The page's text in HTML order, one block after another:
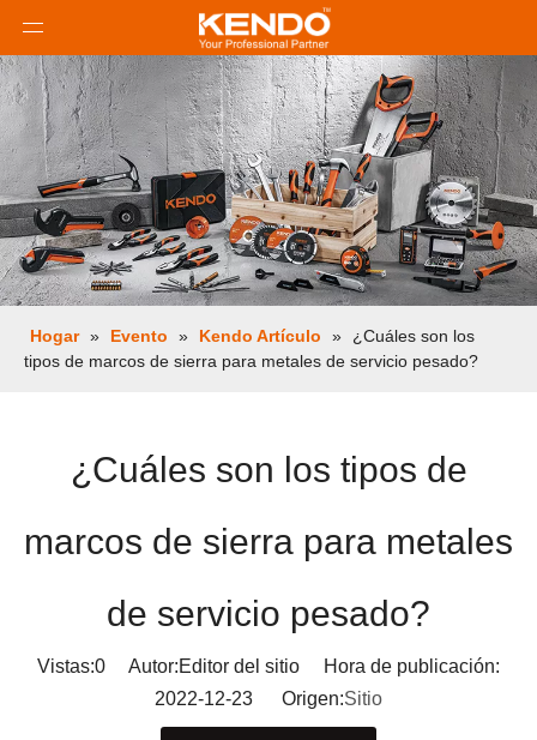
Hogar » Evento » Kendo Artículo »
¿Cuáles son los
tipos de marcos de sierra para metales de servicio pesado?
¿Cuáles son los tipos de
marcos de sierra para metales
de servicio pesado?
Vistas:0 Autor:Editor del sitio Hora de publicación:
2022-12-23 Origen:Sitio